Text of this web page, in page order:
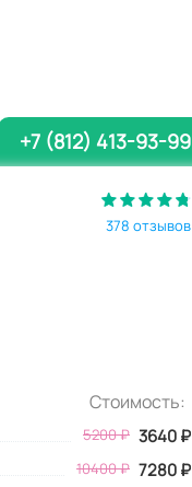
+7 (812) 413-93-99
378 отзывов
Стоимость:
5200₽ 3640₽
10400 ₽ 7280 ₽